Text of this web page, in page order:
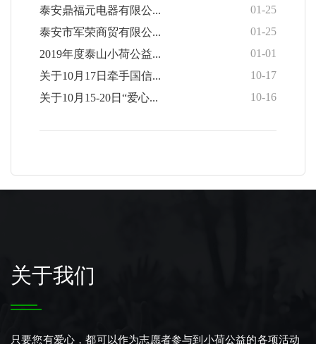
泰安鼎福元电器有限公...
01-25
泰安市军荣商贸有限公...
01-25
2019年度泰山小荷公益...
01-01
关于10月17日牵手国信...
10-17
关于10月15-20日“爱心...
10-16
关于我们
只要您有爱心，都可以作为志愿者参与到小荷公益的各项活动